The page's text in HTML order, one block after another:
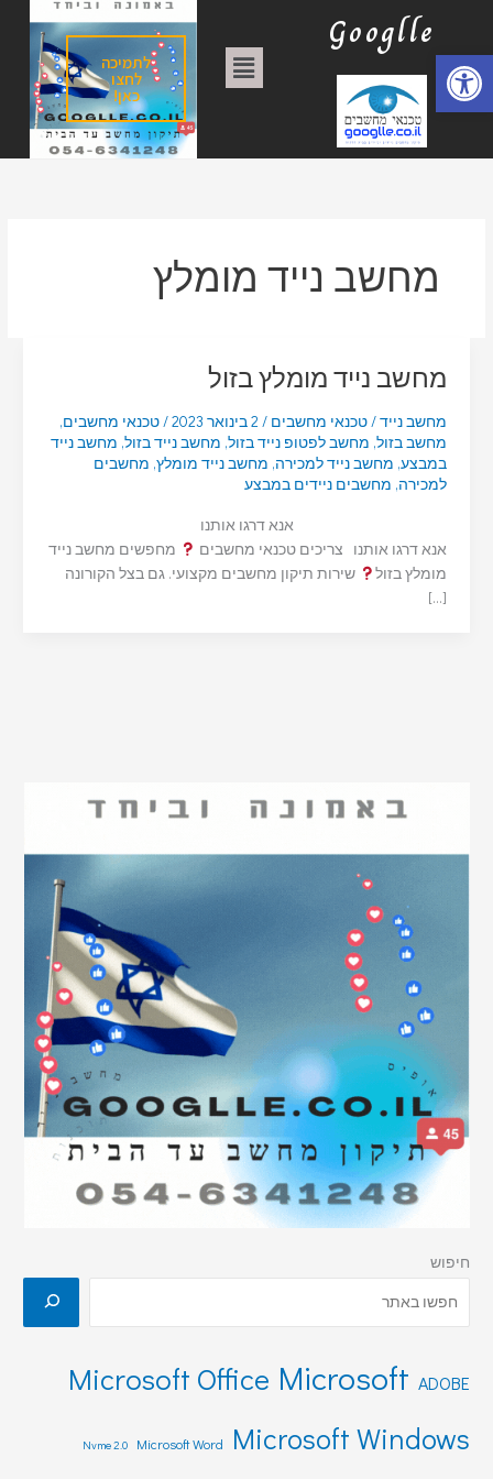
פתח סרגל נגישות
Googlle
תפריט לתמיכה
לחצו
כאן!
מחשב נייד מומלץ
מחשב נייד מומלץ בזול
מחשב נייד/טכנאי מחשבים / 2 בינואר 2023 /טכנאי מחשבים,
מחשב בזול, מחשב לפטופ נייד בזול, מחשב נייד בזול, מחשב נייד
במבצע, מחשב נייד למכירה, מחשב נייד מומלץ, מחשבים
למכירה, מחשבים ניידים במבצע
אנא דרגו אותנו
אנא דרגו אותנו צריכים טכנאי מחשבים
מחפשים מחשב נייד
מומלץ בזול
שירות תיקון מחשבים מקצועי. גם בצל הקורונה
[…]
חיפוש
ADOBE
Microsoft
Microsoft Office
Microsoft Windows
Microsoft Word
Nvme 2.0
ג
ו
י